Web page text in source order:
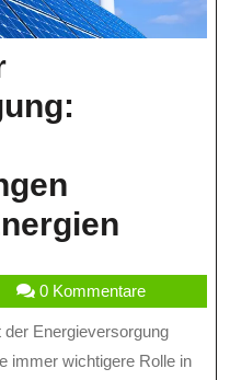
Der
0 Kommentare
immer wichtigere Rolle in